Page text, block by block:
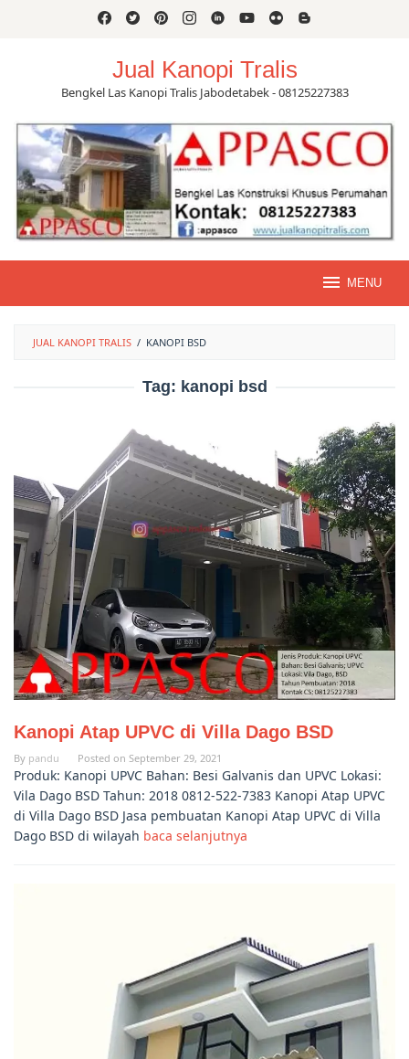
Jual Kanopi Tralis
Bengkel Las Kanopi Tralis Jabodetabek - 08125227383
MENU
JUAL KANOPI TRALIS / KANOPI BSD
Tag: kanopi bsd
Kanopi Atap UPVC di Villa Dago BSD
By pandu Posted on September 29, 2021
Produk: Kanopi UPVC Bahan: Besi Galvanis dan UPVC Lokasi:
Vila Dago BSD Tahun: 2018 0812-522-7383 Kanopi Atap UPVC
di Villa Dago BSD Jasa pembuatan Kanopi Atap UPVC di Villa
Dago BSD di wilayah baca selanjutnya